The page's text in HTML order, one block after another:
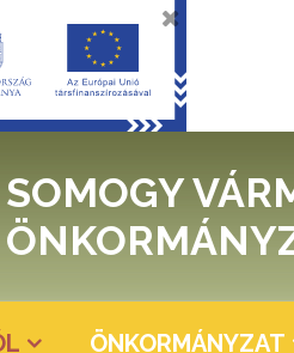
SOMOGY
ÖNKORMÁNYZAT